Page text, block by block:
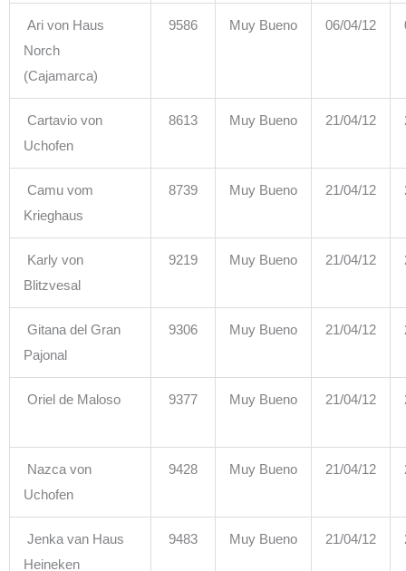
Ari von Haus
Norch
(Cajamarca)
9586 Muy Bueno 06/04/12
Cartavio von
Uchofen
8613 Muy Bueno 21/04/12
Camu vom
Krieghaus
8739 Muy Bueno 21/04/12
Karly von
Blitzvesal
9219 Muy Bueno 21/04/12
Gitana del Gran
Pajonal
9306 Muy Bueno 21/04/12
Oriel de Maloso 9377 Muy Bueno 21/04/12
Nazca von
Uchofen
9428 Muy Bueno 21/04/12
Jenka van Haus
Heineken
9483 Muy Bueno 21/04/12